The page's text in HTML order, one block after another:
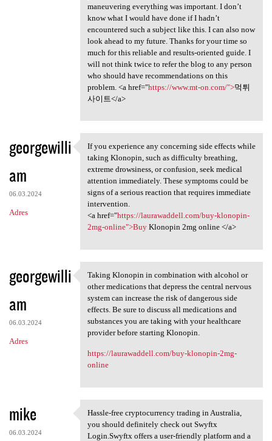
maneuvering everything was important. I don’t
know what I would have done if I hadn’t
encountered such a subject like this. I can also now
look ahead to my future. Thanks for your time so
much for this reliable and results-oriented guide. I
will not think twice to refer the blog to any person
who should have recommendations on this
problem. <a href="https://www.mt-on.com/">먹튀
사이트</a>
georgewilli
am
06.03.2024
Adres
If you experience any
If you experience any concerning side effects while
taking Klonopin, such as difficulty breathing,
extreme drowsiness, or confusion, seek medical
attention immediately. These symptoms could be
signs of a serious reaction that requires immediate
intervention.
<a href="https://laurawaddell.com/buy-klonopin-
2mg-online">BuyKlonopin 2mg online </a>
georgewilli
am
06.03.2024
Adres
Taking Klonopin in
Taking Klonopin in combination with alcohol or
other medications that depress the central nervous
system can increase the risk of dangerous side
effects. Be sure to discuss all medications and
substances you are taking with your healthcare
provider before starting Klonopin.
https://laurawaddell.com/buy-klonopin-2mg-
online
mike
06.03.2024
Hassle-free cryptocurrency
Hassle-free cryptocurrency trading in Australia,
you should definitely check out Swyftx
Login.Swyftx offers a user-friendly platform and a